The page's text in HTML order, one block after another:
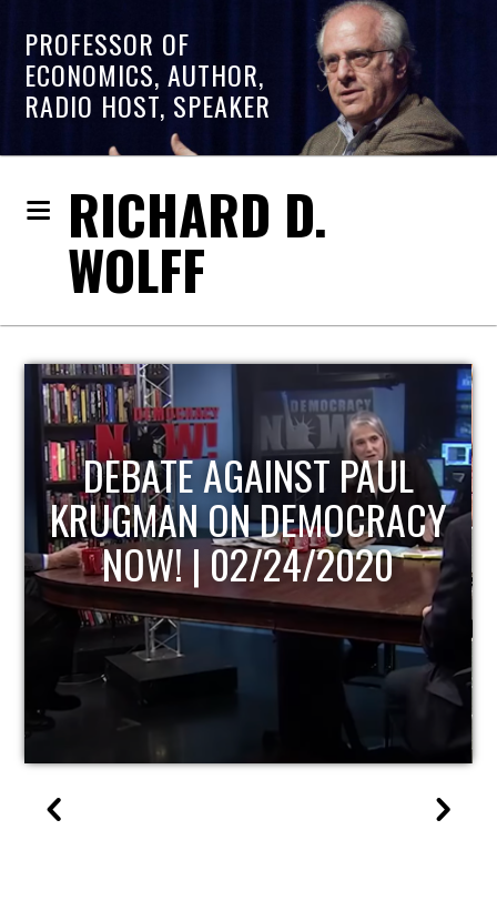
PROFESSOR OF
ECONOMICS, AUTHOR,
RADIO HOST, SPEAKER
RICHARD D.
WOLFF
DEBATE AGAINST PAUL
KRUGMAN ON DEMOCRACY
NOW! | 02/24/2020